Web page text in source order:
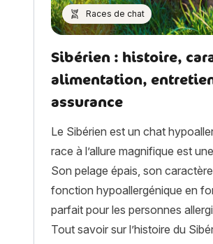
Races de chat
Sibérien : histoire,
alimentation,
assurance
Le Sibérien est un chat
race à l’allure magnifique est
Son pelage épais, son
fonction hypoallergénique en
parfait pour les personnes
Tout savoir sur l’histoire du